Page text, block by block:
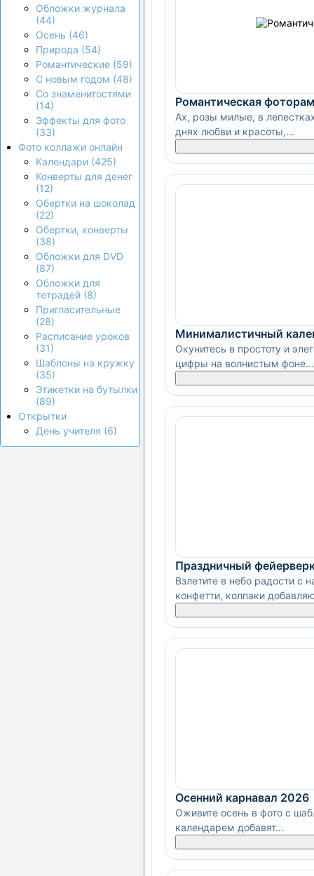
Обложки журнала
(44)
Осень (46)
Природа (54)
Романтические (59)
С новым годом (48)
Со знаменитостями
(14)
Эффекты для фото
(33)
Фото коллажи онлайн
Календари (425)
Конверты для денег
(12)
Обертки на шоколад
(22)
Обертки, конверты
(38)
Обложки для DVD
(87)
Обложки для
тетрадей (8)
Пригласительные
(28)
Расписание уроков
(31)
Шаблоны на кружку
(35)
Этикетки на бутылки
(89)
Открытки
День учителя (6)
Романтическая
Ах, розы милые, в
днях любви и красоты,...
Минималистичный
Окунитесь в простоту и
цифры на волнистым фоне...
Праздничный
Взлетите в небо радости
конфетти, колпаки
Осенний карнавал 2026
Оживите осень в фото с
календарем добавят...